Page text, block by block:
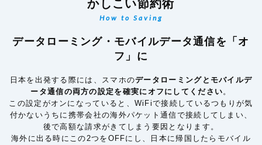
かしこい節約術
How to Saving
データローミング・モバイルデータ通信を「オ
フ」に
日本を出発する際には、スマホのデータローミングとモバイルデ
ータ通信の両方の設定を確実にオフにしてください。
この設定がオンになっていると、WiFiで接続しているつもりが気
付かないうちに携帯会社の海外パケット通信で接続してしまい、
後で高額な請求がきてしまう要因となります。
海外に出る時にこの2つをOFFにし、日本に帰国したらモバイル